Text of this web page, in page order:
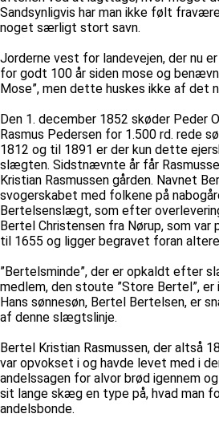
Sandsynligvis har man ikke følt
noget særligt stort savn.
Jorderne vest for landevejen, der nu
for godt 100 år siden mose og
Mose”, men dette huskes ikke af det
Den 1. december 1852 skøder Peder
Rasmus Pedersen for 1.500 rd. rede
1812 og til 1891 er der kun dette
slægten. Sidstnævnte år får
Kristian Rasmussen gården. Navnet
svogerskabet med folkene på
Bertelsenslægt, som efter
Bertel Christensen fra Nørup, som
til 1655 og ligger begravet foran
”Bertelsminde”, der er opkaldt efter
medlem, den stoute ”Store Bertel”,
Hans sønnesøn, Bertel Bertelsen, er
af denne slægtslinje.
Bertel Kristian Rasmussen, der altså
var opvokset i og havde levet med i
andelssagen for alvor brød igennem
sit lange skæg en type på, hvad man
andelsbonde.